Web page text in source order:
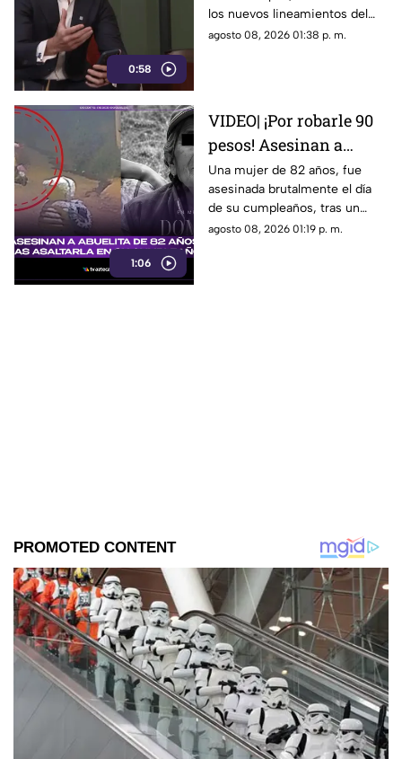
0:58
los nuevos lineamientos del
Gobierno Federal que
agosto 08, 2026 01:38 p. m.
1:06
VIDEO| ¡Por robarle 90
pesos! Asesinan a
abuelita de 82 años tras
asaltarla en su
cumpleaños
Una mujer de 82 años, fue
asesinada brutalmente el día
de su cumpleaños, tras un
asalto por solo 90 pesos.
agosto 08, 2026 01:19 p. m.